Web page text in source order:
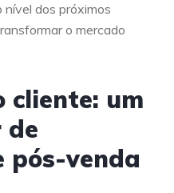
nível dos próximos
o mercado
cliente: um
de
pós-venda